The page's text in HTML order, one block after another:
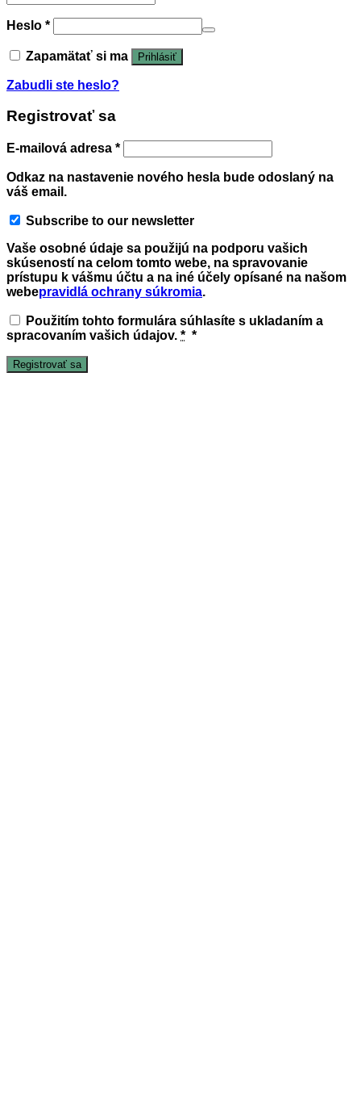
Heslo *
Zapamätať si ma Prihlásiť
Zabudli ste heslo?
Registrovať sa
E-mailová adresa *
Odkaz na nastavenie nového hesla bude odoslaný na
váš email.
Subscribe to our newsletter
Vaše osobné údaje sa použijú na podporu vašich
skúseností na celom tomto webe, na spravovanie
prístupu k vášmu účtu a na iné účely opísané na našom
webepravidlá ochrany súkromia.
Použitím tohto formulára súhlasíte s ukladaním a
spracovaním vašich údajov. * *
Registrovať sa